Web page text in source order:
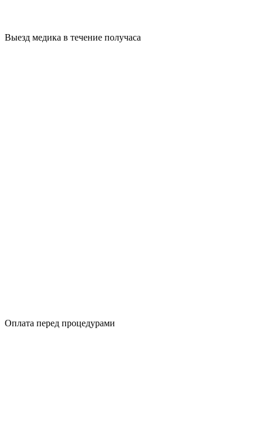
Выезд медика в течение получаса
Оплата перед процедурами